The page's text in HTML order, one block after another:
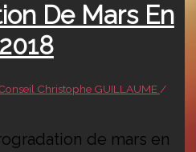
De Mars En
Christophe GUILLAUME /
de mars en